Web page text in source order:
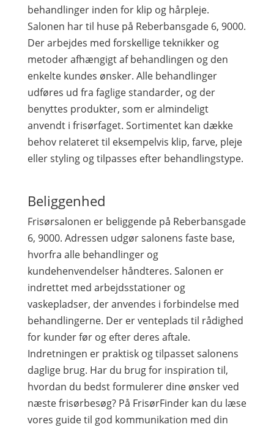
behandlinger inden for klip og hårpleje.
Salonen har til huse på Reberbansgade 6, 9000.
Der arbejdes med forskellige teknikker og
metoder afhængigt af behandlingen og den
enkelte kundes ønsker. Alle behandlinger
udføres ud fra faglige standarder, og der
benyttes produkter, som er almindeligt
anvendt i frisørfaget. Sortimentet kan dække
behov relateret til eksempelvis klip, farve, pleje
eller styling og tilpasses efter behandlingstype.
Beliggenhed
Frisørsalonen er beliggende på Reberbansgade
6, 9000. Adressen udgør salonens faste base,
hvorfra alle behandlinger og
kundehenvendelser håndteres. Salonen er
indrettet med arbejdsstationer og
vaskepladser, der anvendes i forbindelse med
behandlingerne. Der er venteplads til rådighed
for kunder før og efter deres aftale.
Indretningen er praktisk og tilpasset salonens
daglige brug. Har du brug for inspiration til,
hvordan du bedst formulerer dine ønsker ved
næste frisørbesøg? På FrisørFinder kan du læse
vores guide til god kommunikation med din